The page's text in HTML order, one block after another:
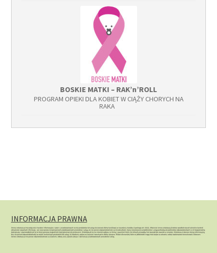
BOSKIE MATKI – RAK’n’ROLL
PROGRAM OPIEKI DLA KOBIET W CIĄŻY CHORYCH NA
RAKA
INFORMACJA PRAWNA